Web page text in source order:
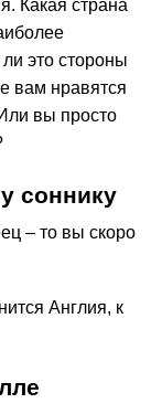
Какая страна
это стороны
вам нравятся
вы просто
соннику
– то вы скоро
Англия, к